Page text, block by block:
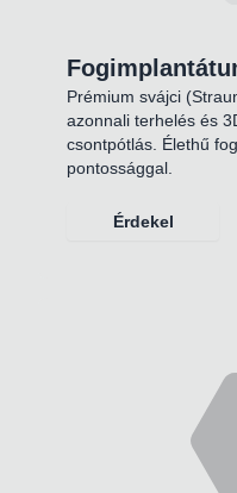
Prémium svájci
azonnali terhelés és
csontpótlás. Élethű
pontossággal.
Érdekel